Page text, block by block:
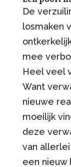
De
losmaken
mee
Heel veel
Want
nieuwe
moeilijk
deze
van
een nieuw